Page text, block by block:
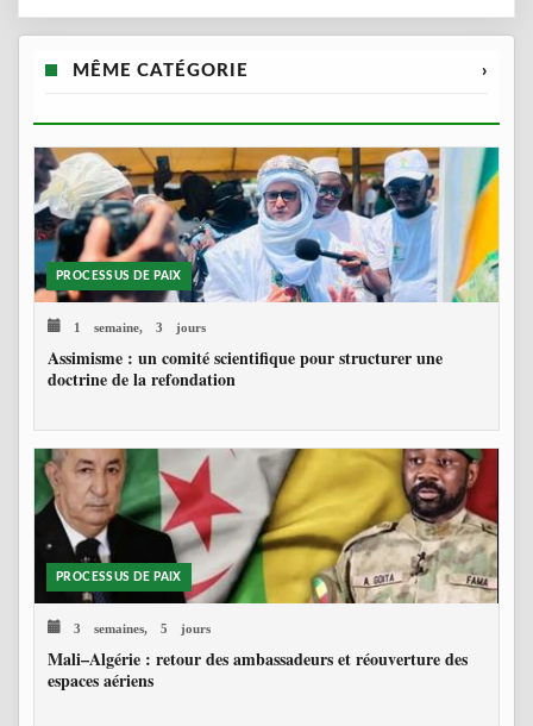
MÊME CATÉGORIE ›
PROCESSUS DE PAIX
1 semaine, 3 jours
Assimisme : un comité scientifique pour structurer une
doctrine de la refondation
PROCESSUS DE PAIX
3 semaines, 5 jours
Mali–Algérie : retour des ambassadeurs et réouverture des
espaces aériens